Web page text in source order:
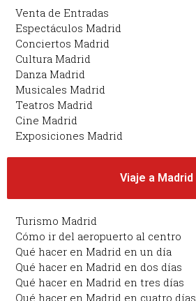
Venta de Entradas
Espectáculos Madrid
Conciertos Madrid
Cultura Madrid
Danza Madrid
Musicales Madrid
Teatros Madrid
Cine Madrid
Exposiciones Madrid
Viaje a Madrid
Turismo Madrid
Cómo ir del aeropuerto al centro
Qué hacer en Madrid en un día
Qué hacer en Madrid en dos días
Qué hacer en Madrid en tres días
Qué hacer en Madrid en cuatro días